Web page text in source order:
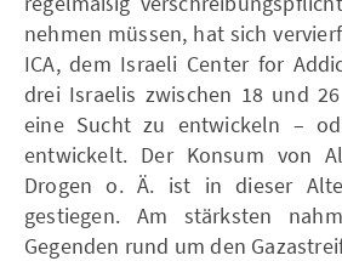
nehmen müssen, hat sich
ICA, dem Israeli Center for
drei Israelis zwischen 18 und
eine Sucht zu entwickeln –
entwickelt. Der Konsum von
Drogen o. Ä. ist in dieser
gestiegen. Am stärksten
Gegenden rund um den